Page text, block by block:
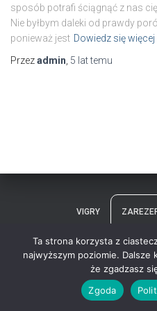
sposób potrafi ściągnąć z nas
Nie byłbym daleki od prawdy
ponieważ jest Dowiedz się więcej
Przezadmin 5 lattemu
VIGRY
POLITYKA
Hestia |
Ta strona korzysta z
najwyższym poziomie.
że zgadzasz
Zgoda